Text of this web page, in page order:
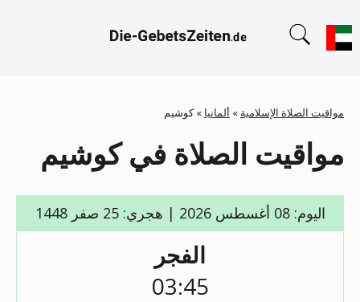
مواقيت الصلاة الإسلامية » ألمانيا » كوشيم
مواقيت الصلاة في كوشيم
اليوم: 08 أغسطس 2026 | هجري: 25 صفر 1448
الفجر
03:45